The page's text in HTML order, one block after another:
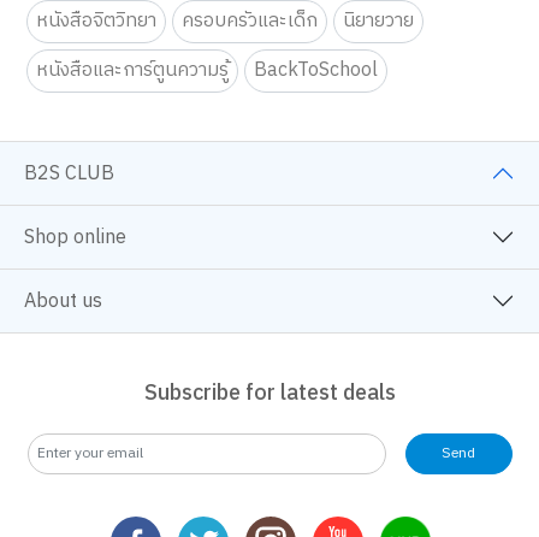
หนังสือจิตวิทยา
ครอบครัวและเด็ก
นิยายวาย
หนังสือและการ์ตูนความรู้
BackToSchool
B2S CLUB
Shop online
About us
Subscribe for latest deals
Send